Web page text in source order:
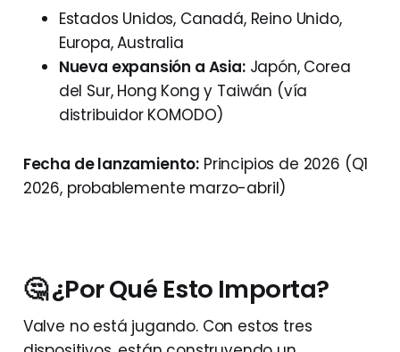
Estados Unidos, Canadá, Reino Unido,
Europa, Australia
Nueva expansión a Asia:Japón, Corea
del Sur, Hong Kong y Taiwán (vía
distribuidor KOMODO)
Fecha de lanzamiento: Principios de 2026 (Q1
2026, probablemente marzo-abril)
🤔 ¿Por Qué Esto Importa?
Valve no está jugando. Con estos tres